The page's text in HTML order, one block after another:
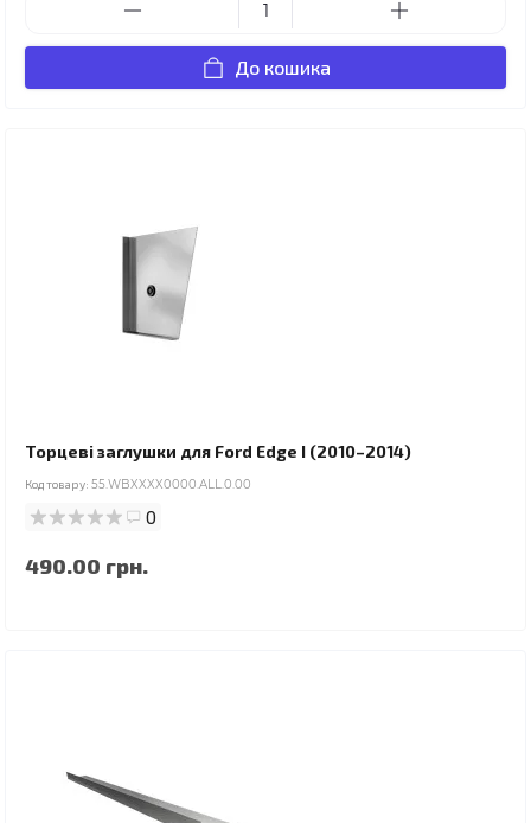
До кошика
Торцеві заглушки для Ford Edge I (2010–2014)
Код товару: 55.WBXXXX0000.ALL.0.00
0
490.00 грн.